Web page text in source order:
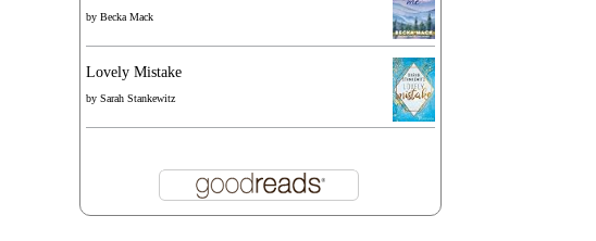
by Becka Mack
Lovely Mistake
by Sarah Stankewitz